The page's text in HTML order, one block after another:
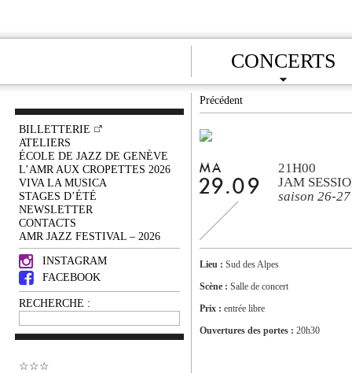
CONCERTS
BILLETTERIE
ATELIERS
ÉCOLE DE JAZZ DE GENÈVE
L’AMR AUX CROPETTES 2026
VIVA LA MUSICA
STAGES D’ÉTÉ
NEWSLETTER
CONTACTS
AMR JAZZ FESTIVAL – 2026
INSTAGRAM
FACEBOOK
RECHERCHE :
☆☆☆
Précédent
MA
29.09
21H00
JAM
saison 26-27
Lieu : Sud des Alpes
Scène : Salle de concert
Prix : entrée libre
Ouvertures des portes : 20h30